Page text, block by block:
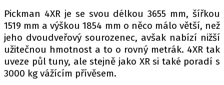
OSOBNÍ ÚDAJE / COOKIES
Provozovatelem serveru autoroad.cz je
INCORP MEDIA GROUP s.r.o., IČ: 118 23 054
Pickman 4XR je se svou délkou 3655 mm, šířkou
1519 mm a výškou 1854 mm o něco málo větší, než
jeho dvoudveřový sourozenec, avšak nabízí nižší
užitečnou hmotnost a to o rovný metrák. 4XR tak
uveze půl tuny, ale stejně jako XR si také poradí s
3000 kg vážícím přívěsem.